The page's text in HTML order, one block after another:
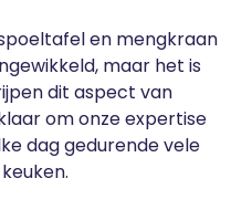
en mengkraan
maar het is
dit aspect van
om onze expertise
dag gedurende vele